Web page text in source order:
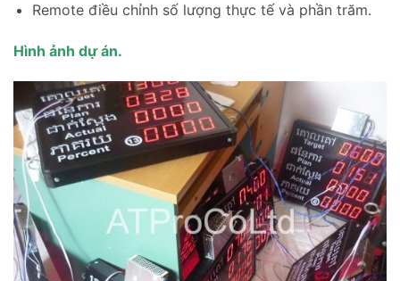
Remote điều chỉnh số lượng thực tế và phần trăm.
Hình ảnh dự án.